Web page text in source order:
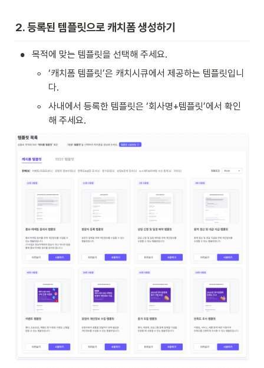
2. 등록된 템플릿으로 캐치폼 생성하기
• 목적에 맞는 템플릿을 선택해 주세요.
◦
‘캐치폼 템플릿’은 캐치시큐에서 제공하는 템플릿입니
다.
◦
사내에서 등록한 템플릿은 ‘회사명+템플릿’에서 확인
해 주세요.